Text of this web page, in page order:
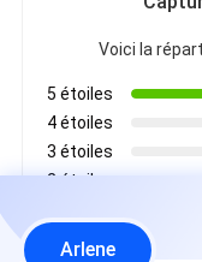
Voici la
5 étoiles
4 étoiles
3 étoiles
2 étoiles
Arlene